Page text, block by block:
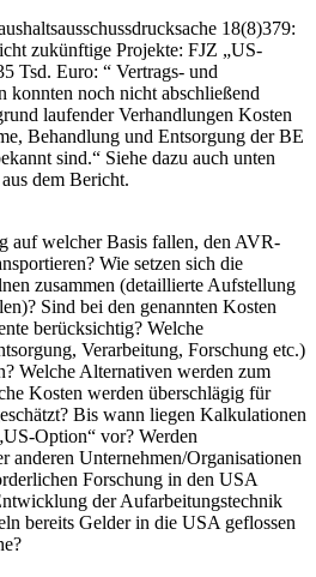
18(8)379:
zukünftige Projekte: FJZ „US-
Tsd. Euro: “ Vertrags- und
konnten noch nicht abschließend
laufender Verhandlungen Kosten
Behandlung und Entsorgung der BE
sind.“ Siehe dazu auch unten
dem Bericht.
auf welcher Basis fallen, den AVR-
Wie setzen sich die
zusammen (detaillierte Aufstellung
Sind bei den genannten Kosten
berücksichtig? Welche
Verarbeitung, Forschung etc.)
Welche Alternativen werden zum
Kosten werden überschlägig für
Bis wann liegen Kalkulationen
Option“ vor? Werden
anderen Unternehmen/Organisationen
Forschung in den USA
der Aufarbeitungstechnik
bereits Gelder in die USA geflossen